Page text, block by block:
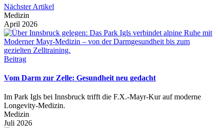
Nächster Artikel
Medizin
April 2026
Beitrag
Vom Darm zur Zelle: Gesundheit neu gedacht
Im Park Igls bei Innsbruck trifft die F.X.-Mayr-Kur auf moderne
Longevity-Medizin.
Medizin
Juli 2026